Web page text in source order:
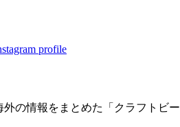
の情報をまとめた「クラフト